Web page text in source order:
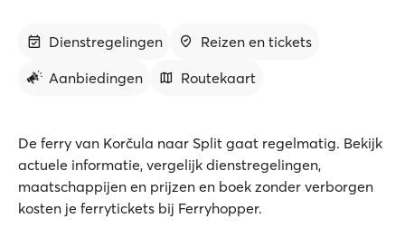
Dienstregelingen
Reizen en tickets
Aanbiedingen
Routekaart
De ferry van Korčula naar Split gaat regelmatig. Bekijk
actuele informatie, vergelijk dienstregelingen,
maatschappijen en prijzen en boek zonder verborgen
kosten je ferrytickets bij Ferryhopper.